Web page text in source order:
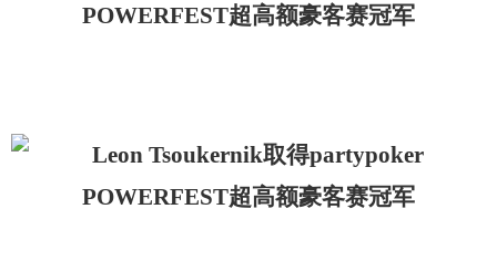
POWERFEST超高额豪客赛冠军